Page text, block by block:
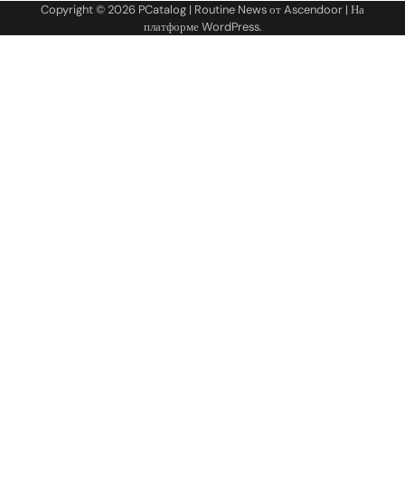
Copyright © 2026 PCatalog | Routine News отAscendoor | На
платформеWordPress.